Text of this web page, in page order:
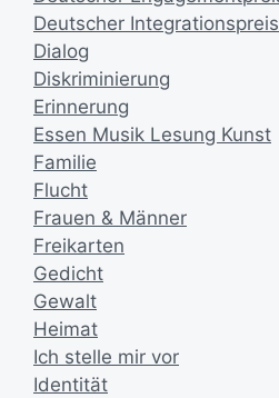
Deutscher
Dialog
Diskriminierung
Erinnerung
Essen Musik Lesung Kunst
Familie
Flucht
Frauen & Männer
Freikarten
Gedicht
Gewalt
Heimat
Ich stelle mir vor
Identität